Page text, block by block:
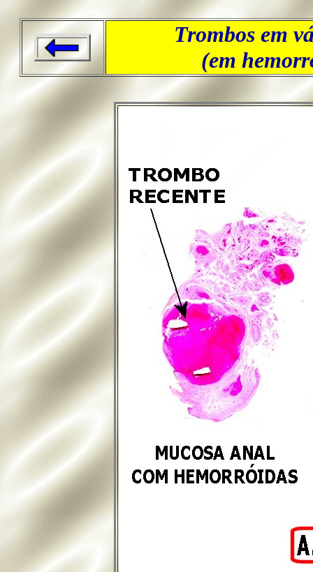
Trombos em
(em